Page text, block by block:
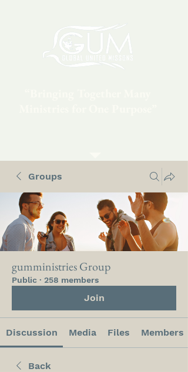
Groups
gumministries Group
Public · 258 members
Join
Discussion Media Files Members
Back